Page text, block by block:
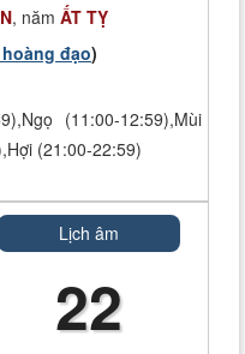
, năm ẤT TỴ
đạo)
(11:00-12:59),Mùi
(21:00-22:59)
Lịch âm
22